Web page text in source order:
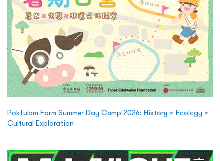
Pokfulam Farm Summer Day Camp 2026: History × Ecology ×
Cultural Exploration